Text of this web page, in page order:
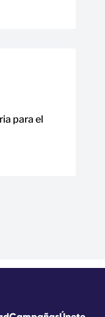
para el